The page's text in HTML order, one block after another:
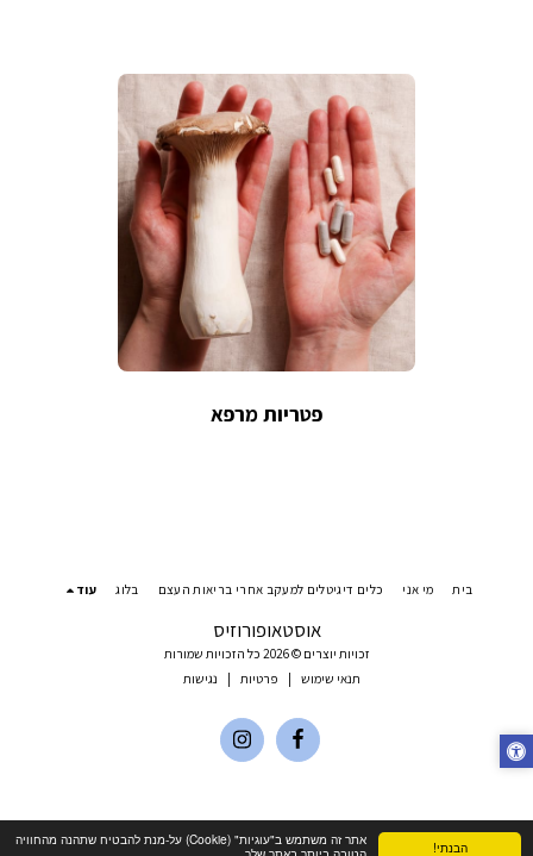
הבנתי!
אתר זה משתמש ב"עוגיות" (Cookie) על-מנת להבטיח שתהנה מהחוויה
פטריות מרפא
אוסטאופורוזיס
זכויות יוצרים © 2026 כל הזכויות שמורות
תנאי שימוש | פרטיות | נגישות
בית מי אני כלים דיגיטלים למעקב אחרי בריאות העצם בלוג עוד